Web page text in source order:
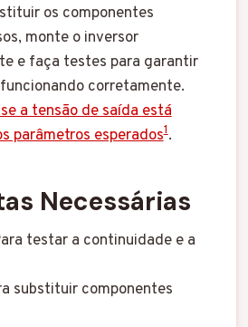
os componentes
monte o inversor
e faça testes para garantir
corretamente.
a tensão de saída está
parâmetros esperados1.
Necessárias
testar a continuidade e a
substituir componentes